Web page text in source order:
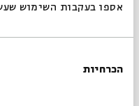
אספו בעקבות השימוש
הסכמה
הכרחיות